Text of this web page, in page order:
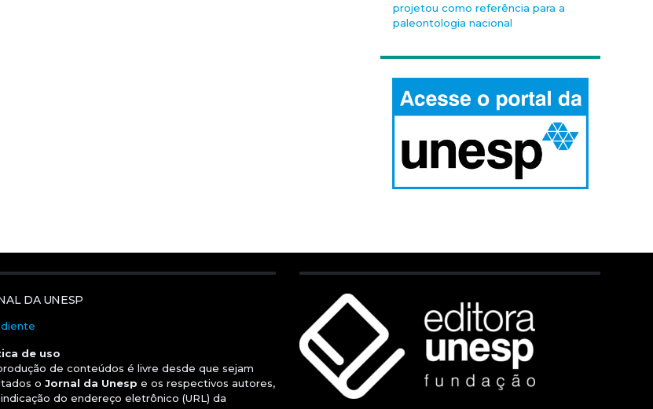
projetou como referência para a
paleontologia nacional
DA UNESP
de uso
de conteúdos é livre desde que sejam
oJornal da Unesp e os respectivos autores,
do endereço eletrônico (URL) da